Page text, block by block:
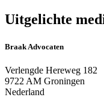
Uitgelichte
Braak Advocaten
Verlengde Hereweg 182
9722 AM Groningen
Nederland